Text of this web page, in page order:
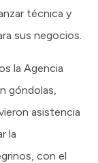
técnica y
sus negocios.
la Agencia
góndolas,
asistencia
la
con el